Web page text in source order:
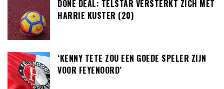
DONE DEAL: TELSTAR VERSTERKT ZICH MET
HARRIE KUSTER (20)
‘KENNY TETE ZOU EEN GOEDE SPELER ZIJN
VOOR FEYENOORD’